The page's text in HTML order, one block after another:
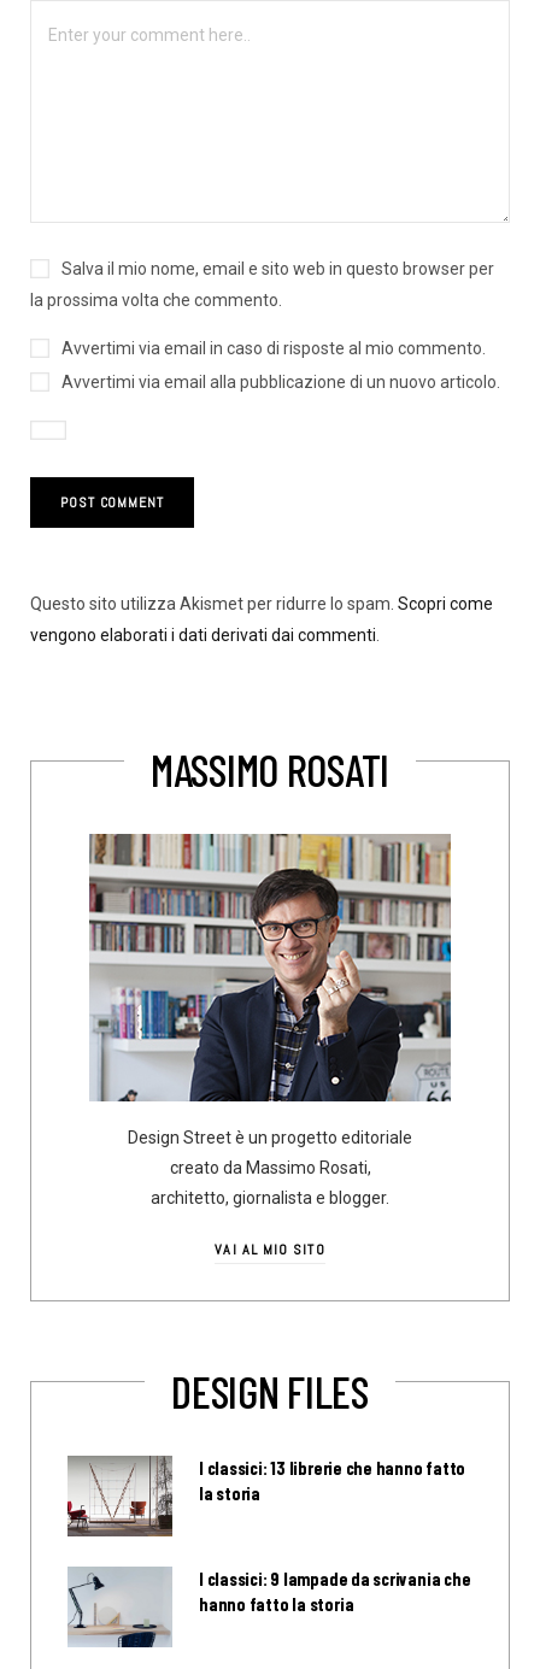
Salva il mio nome, email e sito web in questo browser per
la prossima volta che commento.
Avvertimi via email in caso di risposte al mio commento.
Avvertimi via email alla pubblicazione di un nuovo articolo.
Questo sito utilizza Akismet per ridurre lo spam. Scopri come
vengono elaborati i dati derivati dai commenti
MASSIMO ROSATI
Design Street è un progetto editoriale
creato da Massimo Rosati,
architetto, giornalista e blogger.
VAI AL MIO SITO
DESIGN FILES
I classici: 13 librerie che hanno fatto
la storia
I classici: 9 lampade da scrivania che
hanno fatto la storia